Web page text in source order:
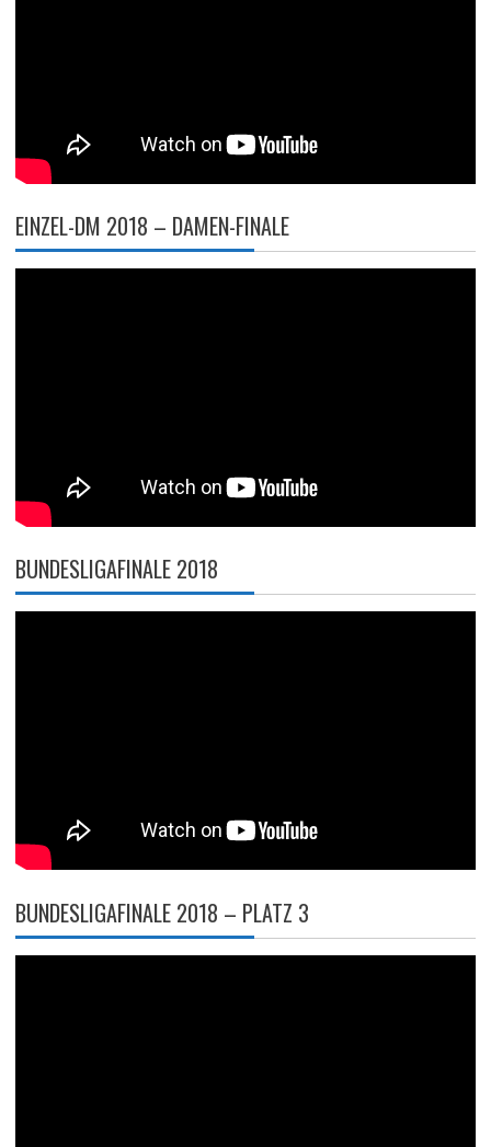
EINZEL-DM 2018 – DAMEN-FINALE
BUNDESLIGAFINALE 2018
BUNDESLIGAFINALE 2018 – PLATZ 3